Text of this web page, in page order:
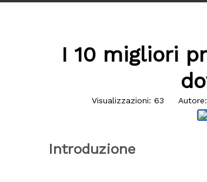
I 10 migliori
Visualizzazioni: 63 Autore:
Introduzione